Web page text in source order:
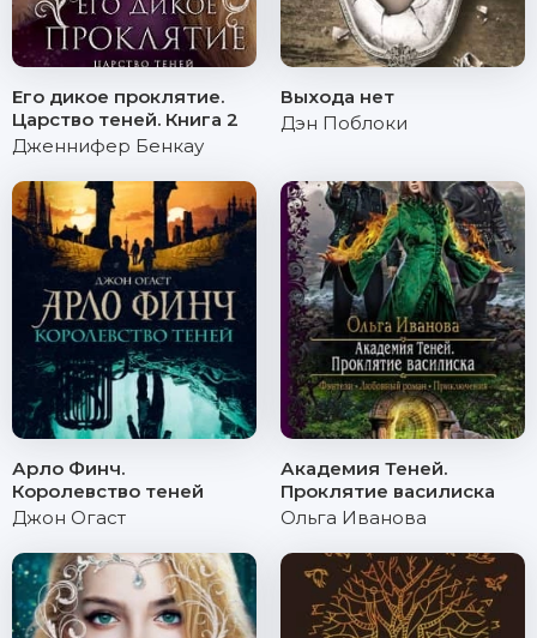
Его дикое проклятие.
Царство теней. Книга 2
Дженнифер Бенкау
Выхода нет
Дэн Поблоки
Арло Финч.
Королевство теней
Джон Огаст
Академия Теней.
Проклятие василиска
Ольга Иванова